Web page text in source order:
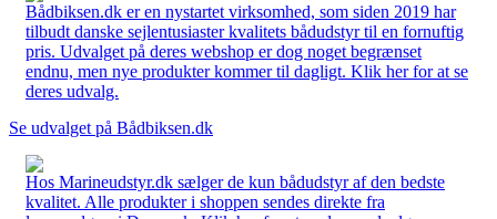
Bådbiksen.dk er en nystartet virksomhed, som siden 2019 har
tilbudt danske sejlentusiaster kvalitets bådudstyr til en fornuftig
pris. Udvalget på deres webshop er dog noget begrænset
endnu, men nye produkter kommer til dagligt. Klik her for at se
deres udvalg.
Se udvalget på Bådbiksen.dk
Hos Marineudstyr.dk sælger de kun bådudstyr af den bedste
kvalitet. Alle produkter i shoppen sendes direkte fra